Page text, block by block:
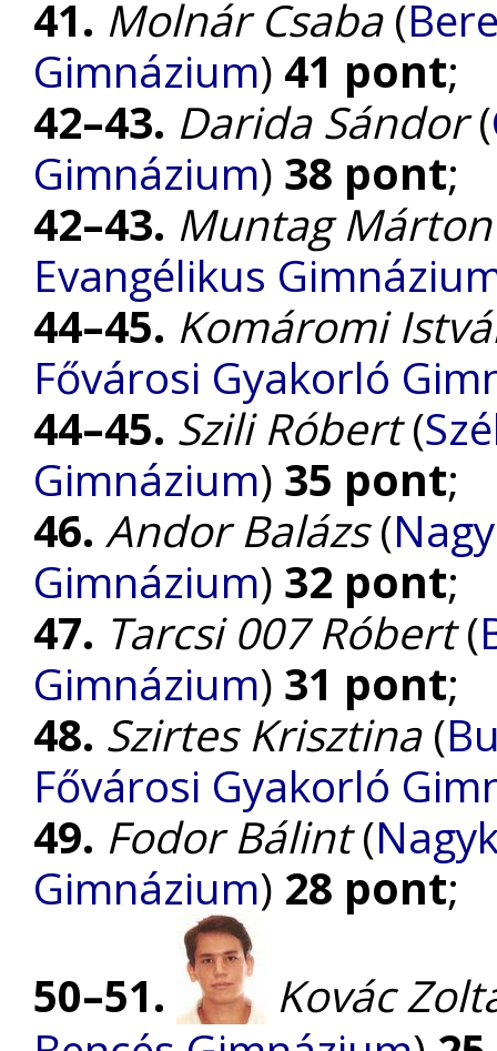
41. Molnár Csaba(
Gimnázium) 41 pont;
42–43. Darida Sándor(
Gimnázium) 38 pont;
42–43. Muntag Márton
Evangélikus
44–45. Komáromi
Fővárosi Gyakorló
44–45. Szili Róbert(
Gimnázium) 35 pont;
46. Andor Balázs(
Gimnázium) 32 pont;
47. Tarcsi 007 Róbert(
Gimnázium) 31 pont;
48. Szirtes Krisztina(
Fővárosi Gyakorló
49. Fodor Bálint(
Gimnázium) 28 pont;
50–51.
Kovác